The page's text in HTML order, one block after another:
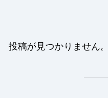
投稿が見つかりません。